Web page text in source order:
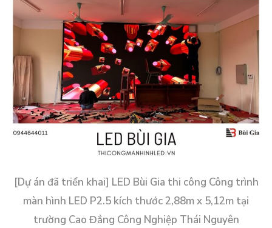
[Dự án đã triển khai] LED Bùi Gia thi công Công trình
màn hình LED P2.5 kích thước 2,88m x 5,12m tại
trường Cao Đẳng Công Nghiệp Thái Nguyên